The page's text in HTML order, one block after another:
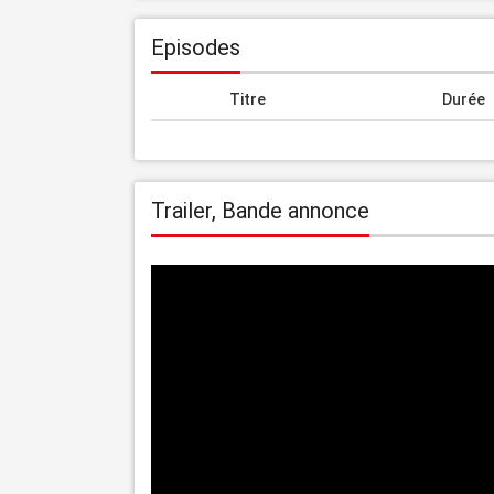
Episodes
Titre Durée
Trailer, Bande annonce